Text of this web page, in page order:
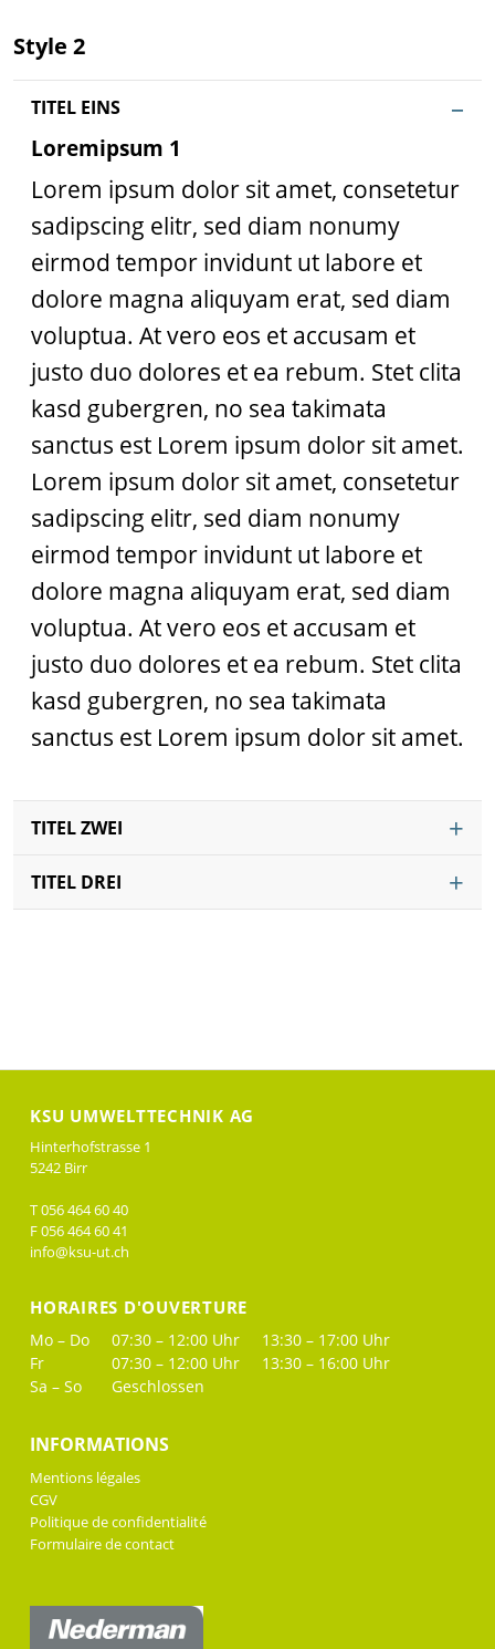
Style 2
TITEL EINS
Loremipsum 1
Lorem ipsum dolor sit amet, consetetur
sadipscing elitr, sed diam nonumy
eirmod tempor invidunt ut labore et
dolore magna aliquyam erat, sed diam
voluptua. At vero eos et accusam et
justo duo dolores et ea rebum. Stet clita
kasd gubergren, no sea takimata
sanctus est Lorem ipsum dolor sit amet.
Lorem ipsum dolor sit amet, consetetur
sadipscing elitr, sed diam nonumy
eirmod tempor invidunt ut labore et
dolore magna aliquyam erat, sed diam
voluptua. At vero eos et accusam et
justo duo dolores et ea rebum. Stet clita
kasd gubergren, no sea takimata
sanctus est Lorem ipsum dolor sit amet.
TITEL ZWEI
TITEL DREI
KSU UMWELTTECHNIK AG
Hinterhofstrasse 1
5242 Birr
T 056 464 60 40
F 056 464 60 41
info@ksu-ut.ch
HORAIRES D'OUVERTURE
Mo – Do 07:30 – 12:00 Uhr
13:30 – 17:00 Uhr
Fr
07:30 – 12:00 Uhr
13:30 – 16:00 Uhr
Sa – So
Geschlossen
INFORMATIONS
Mentions légales
CGV
Politique de confidentialité
Formulaire de contact